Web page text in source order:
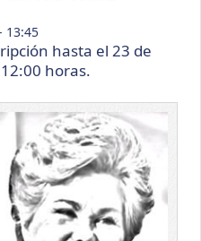
13:45
hasta el 23 de
horas.